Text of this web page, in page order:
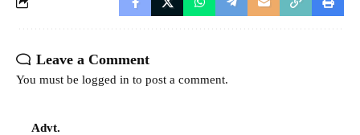
Leave a Comment
You must be logged in to post a comment.
Advt.